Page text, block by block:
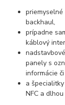
backhaul,
prípadne
káblový
panely s
informácie
a
NFC a